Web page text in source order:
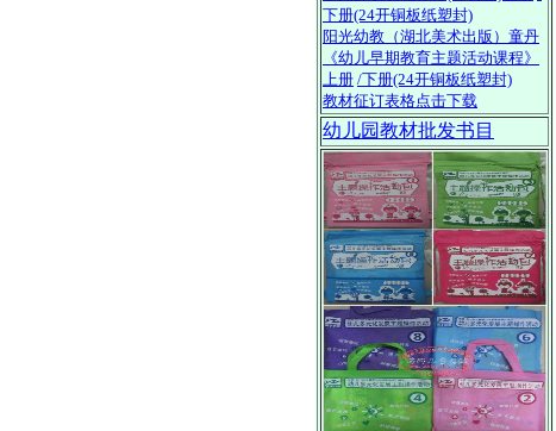
下册(24开铜板纸塑封)
阳光幼教（湖北美术出版）童丹
《幼儿早期教育主题活动课程》
上册 /下册(24开铜板纸塑封)
教材征订表格点击下载
幼儿园教材批发书目